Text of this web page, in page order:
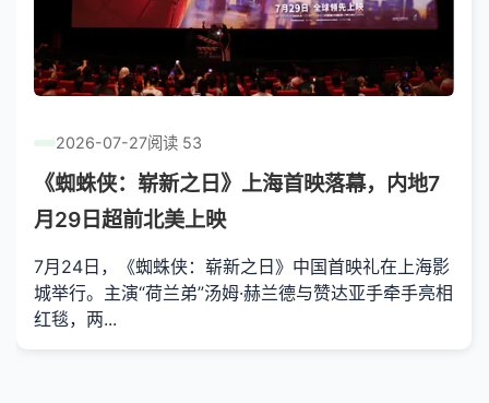
2026-07-27阅读 53
《蜘蛛侠：崭新之日》上海首映落幕，内地7
月29日超前北美上映
7月24日，《蜘蛛侠：崭新之日》中国首映礼在上海影
城举行。主演“荷兰弟”汤姆·赫兰德与赞达亚手牵手亮相
红毯，两...